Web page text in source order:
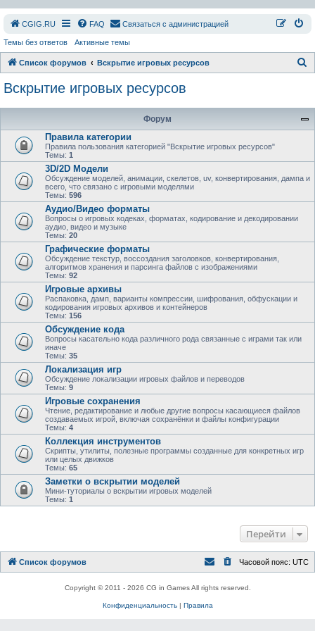
СGIG.RU FAQ Связаться с администрацией
Темы без ответов Активные темы
Список форумов Вскрытие игровых ресурсов
к
Вскрытие игровых ресурсов
Форум
Правила категории
Правила пользования категорией "Вскрытие игровых ресурсов"
Темы: 1
3D/2D Модели
Обсуждение моделей, анимации, скелетов, uv, конвертирования, дампа и
всего, что связано с игровыми моделями
Темы: 596
Аудио/Видео форматы
Вопросы о игровых кодеках, форматах, кодирование и декодировании
аудио, видео и музыке
Темы: 20
Графические форматы
Обсуждение текстур, воссоздания заголовков, конвертирования,
алгоритмов хранения и парсинга файлов с изображениями
Темы: 92
Игровые архивы
Распаковка, дамп, варианты компрессии, шифрования, обфускации и
кодирования игровых архивов и контейнеров
Темы: 156
Обсуждение кода
Вопросы касательно кода различного рода связанные с играми так или
иначе
Темы: 35
Локализация игр
Обсуждение локализации игровых файлов и переводов
Темы: 9
Игровые сохранения
Чтение, редактирование и любые другие вопросы касающиеся файлов
создаваемых игрой, включая сохранёнки и файлы конфигурации
Темы: 4
Коллекция инструментов
Скрипты, утилиты, полезные программы созданные для конкретных игр
или целых движков
Темы: 65
Заметки о вскрытии моделей
Мини-туториалы о вскрытии игровых моделей
Темы: 1
Перейти
Список форумов Часовой пояс: UTC
Copyright © 2011 - 2026 CG in Games All rights reserved.
Конфиденциальность| Правила